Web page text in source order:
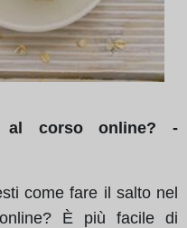
al corso online? -
come fare il salto nel
online? È più facile di